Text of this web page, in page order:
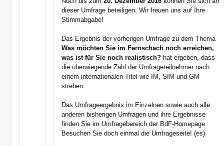
dieser Umfrage beteiligen. Wir freuen uns auf Ihre
Stimmabgabe!
Das Ergebnis der vorherigen Umfrage zu dem Thema
Was möchten Sie im Fernschach noch erreichen,
was ist für Sie noch realistisch? hat ergeben, dass
die überwiegende Zahl der Umfrageteilnehmer nach
einem internationalen Titel wie IM, SIM und GM
streben.
Das Umfrageergebnis im Einzelnen sowie auch alle
anderen bisherigen Umfragen und ihre Ergebnisse
finden Sie im Umfragebereich der BdF-Homepage.
Besuchen Sie doch einmal die Umfrageseite! (es)